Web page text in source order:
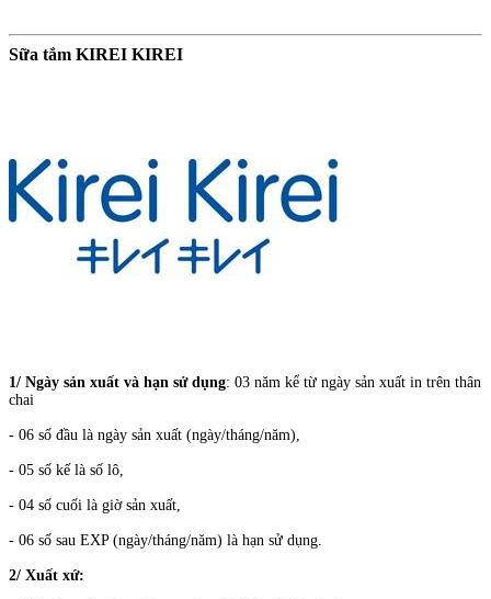
Sữa tắm KIREI KIREI
1/ Ngày sản xuất và hạn sử dụng: 03 năm kể từ ngày sản xuất in trên thân
chai
- 06 số đầu là ngày sản xuất (ngày/tháng/năm),
- 05 số kế là số lô,
- 04 số cuối là giờ sản xuất,
- 06 số sau EXP (ngày/tháng/năm) là hạn sử dụng.
2/ Xuất xứ: